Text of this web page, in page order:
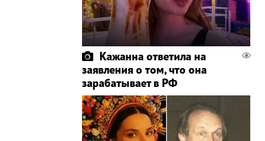
Кажанна ответила на
заявления о том, что она
зарабатывает в РФ